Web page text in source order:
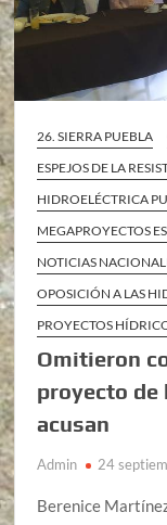
26. SIERRA PUEBLA
ESPEJOS DE LA
HIDROELÉCTRICA
MEGAPROYECTOS
NOTICIAS
OPOSICIÓN A LAS
PROYECTOS
Omitieron
proyecto de
acusan
Admin 24
Berenice